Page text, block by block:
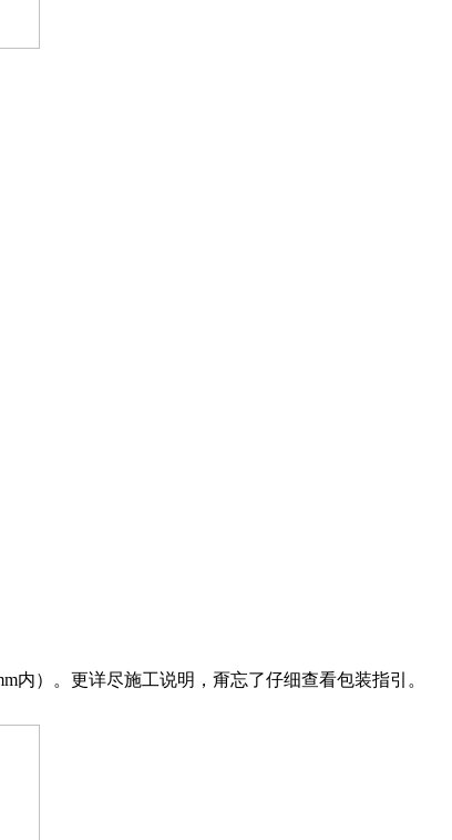
）。更详尽施工说明，甭忘了仔细查看包装指引。